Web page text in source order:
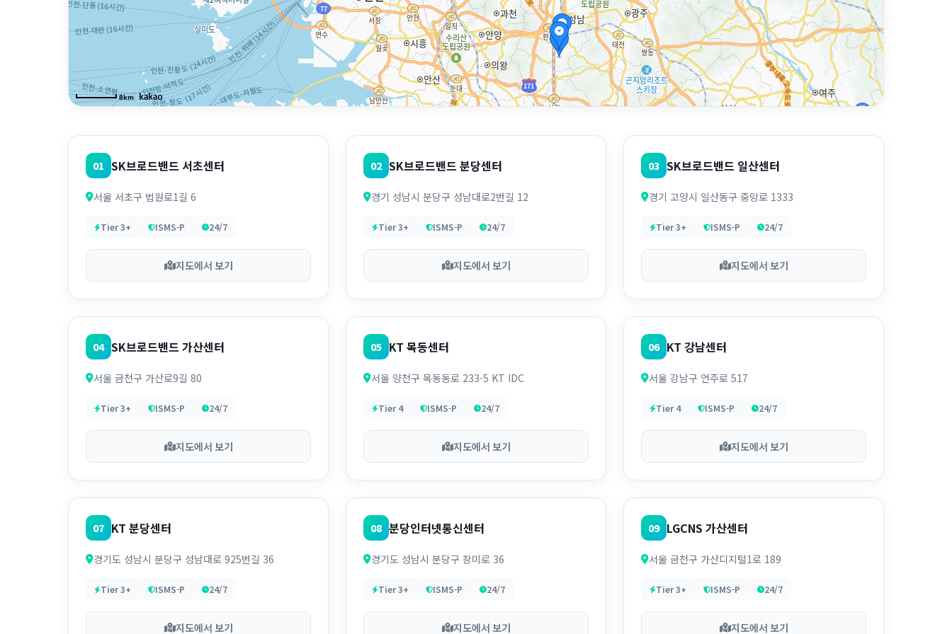
8km
본사 데이터센터
01 SK브로드밴드 서초센터
서울 서초구 법원로1길 6
Tier 3+ ISMS-P 24/7
지도에서 보기
02 SK브로드밴드 분당센터
경기 성남시 분당구 성남대로2번길 12
Tier 3+ ISMS-P 24/7
지도에서 보기
03 SK브로드밴드 일산센터
경기 고양시 일산동구 중앙로 1333
Tier 3+ ISMS-P 24/7
지도에서 보기
04 SK브로드밴드 가산센터
서울 금천구 가산로9길 80
Tier 3+ ISMS-P 24/7
지도에서 보기
05 KT 목동센터
서울 양천구 목동동로 233-5 KT IDC
Tier 4 ISMS-P 24/7
지도에서 보기
06 KT 강남센터
서울 강남구 언주로 517
Tier 4 ISMS-P 24/7
지도에서 보기
07 KT 분당센터
경기도 성남시 분당구 성남대로 925번길 36
Tier 3+ ISMS-P 24/7
지도에서 보기
08 분당인터넷통신센터
경기도 성남시 분당구 장미로 36
Tier 3+ ISMS-P 24/7
지도에서 보기
09 LGCNS 가산센터
서울 금천구 가산디지털1로 189
Tier 3+ ISMS-P 24/7
지도에서 보기